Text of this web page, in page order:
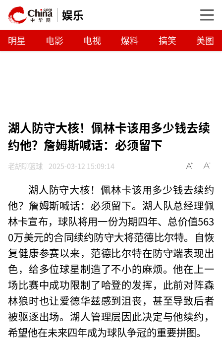
娱乐
明星 电影 电视 爆料 搞笑 美图
湖人防守大核！佩林卡该用多少钱去续
约他？詹姆斯喊话：必须留下
老胡聊篮球 2025-03-12 15:09:14
湖人防守大核！佩林卡该用多少钱去续约
他？詹姆斯喊话：必须留下。湖人队总经理佩
林卡宣布，球队将用一份为期四年、总价值563
0万美元的合同续约防守大将范德比尔特。自恢
复健康参赛以来，范德比尔特在防守端表现出
色，给多位球星制造了不小的麻烦。他在上一
场比赛中成功限制了哈登的发挥，此前对阵森
林狼时也让爱德华兹感到沮丧，甚至导致后者
被驱逐出场。湖人管理层因此决定与他续约，
希望他在未来四年成为球队争冠的重要拼图。